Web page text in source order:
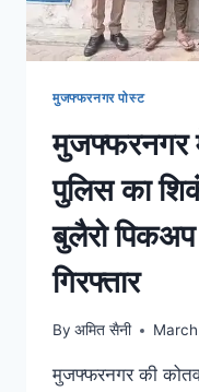
मुजफ्फरनगर पोस्ट
मुजफ्फरनगर
पुलिस का
बुलैरो
गिरफ्तार
By अमित सैनी
मुजफ्फरनगर की